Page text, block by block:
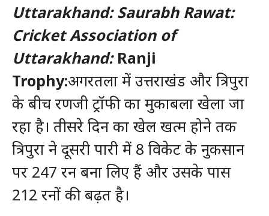
Uttarakhand: Saurabh Rawat:
Cricket Association of
Uttarakhand: Ranji
Trophy:अगरतला में उत्तराखंड और त्रिपुरा
के बीच रणजी ट्रॉफी का मुकाबला खेला जा
रहा है। तीसरे दिन का खेल खत्म होने तक
त्रिपुरा ने दूसरी पारी में 8 विकेट के नुकसान
पर 247 रन बना लिए हैं और उसके पास
212 रनों की बढ़त है।